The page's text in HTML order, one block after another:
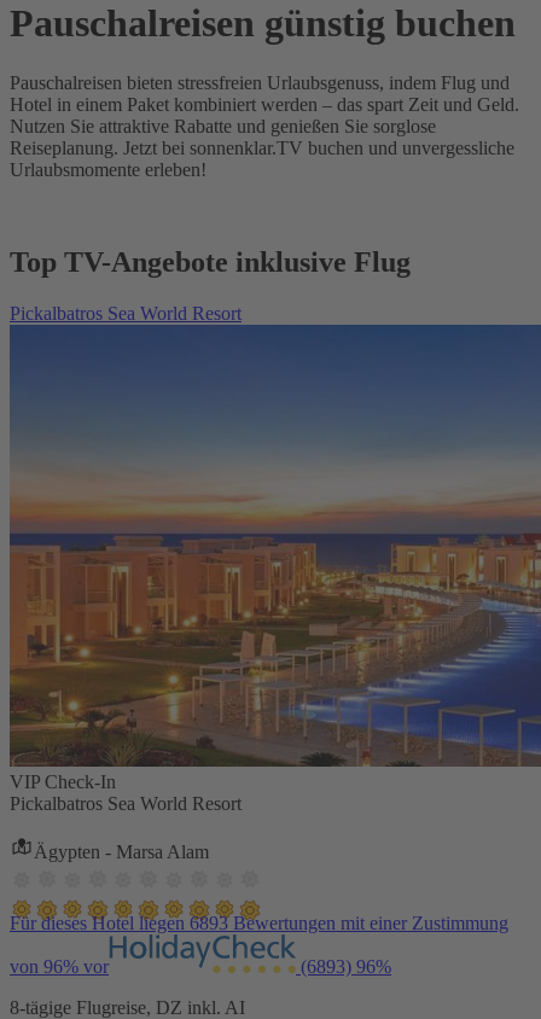
Pauschalreisen günstig buchen
Pauschalreisen bieten stressfreien Urlaubsgenuss, indem Flug und
Hotel in einem Paket kombiniert werden – das spart Zeit und Geld.
Nutzen Sie attraktive Rabatte und genießen Sie sorglose
Reiseplanung. Jetzt bei sonnenklar.TV buchen und unvergessliche
Urlaubsmomente erleben!
Top TV-Angebote inklusive Flug
Pickalbatros Sea World Resort
VIP Check-In
Pickalbatros Sea World Resort
Ägypten - Marsa Alam
Für dieses Hotel liegen 6893 Bewertungen mit einer Zustimmung
von 96% vor (6893) 96%
8-tägige Flugreise, DZ inkl. AI